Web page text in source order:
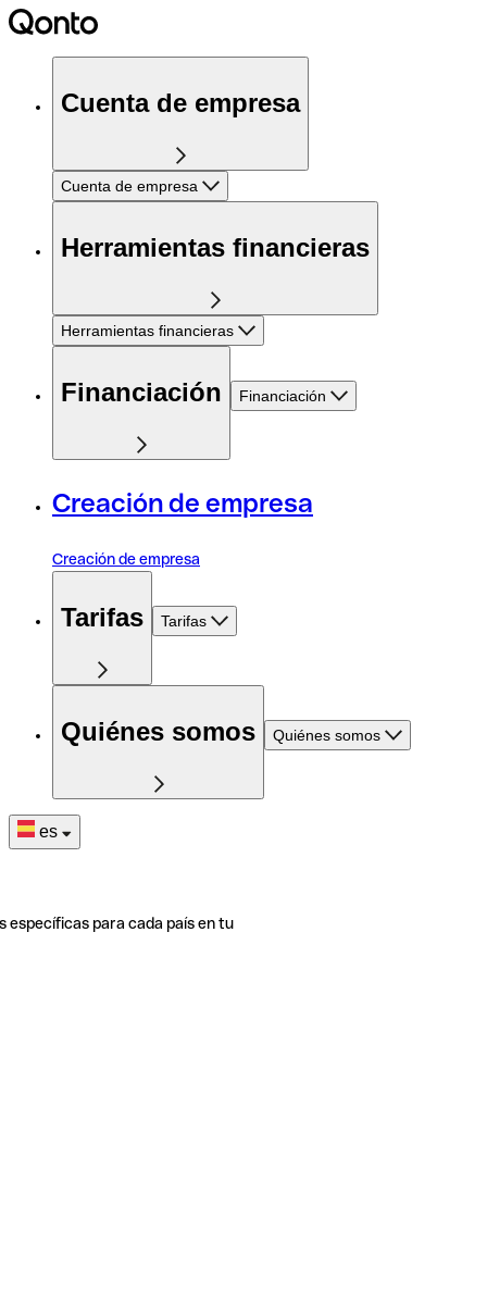
Cuenta de empresa
Cuenta de empresa
Herramientas financieras
Herramientas financieras
Financiación Financiación
Creación de empresa
Creación de empresa
Tarifas Tarifas
Quiénes somos Quiénes somos
es
específicas para cada país en tu